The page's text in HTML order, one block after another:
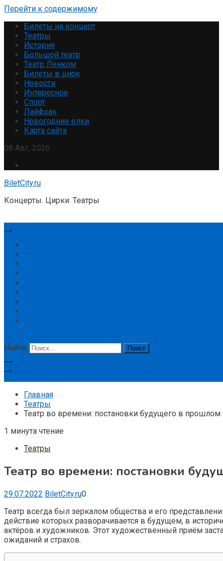
Перейти к содержимому
Билеты на концерт
Театры
История
Большой театр
Театр Ленком
Билеты в цирк
Новости
Интересное
Спорт
Лайфхак
Новогодние ёлки
Карта сайта
08 Авг, 2026
BiletCity.ru
Концерты. Цирки. Театры
Найти:
Главная
Театры
Театр во времени: постановки будущего в прошлом
1 минута чтение
Театры
Театр во времени: постановки
29.07.2022 BiletCity.ru0
Театр всегда был зеркалом общества и его
действие которых разворачивается в будущем, в
актёров и художников. Этот художественный приём
ожиданий и страхов.